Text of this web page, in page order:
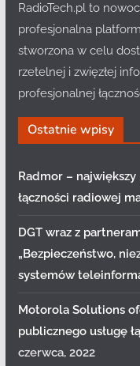
RadioTech.pl to
profesjonalna
stworzona w celu
rzetelnej i zwięzłej
profesjonalnej
Ostatnie wpisy
Radmor –
łączności radiowej
DGT wraz z
„Bezpieczeństwo,
systemów
Motorola Solutions
publicznego usługę
czerwca, 2022